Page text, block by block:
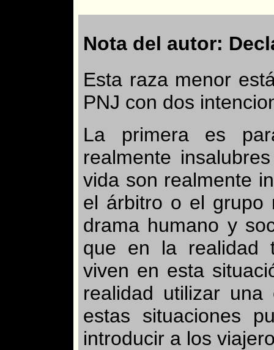
Nota del autor:
Esta raza menor
PNJ con dos
La primera es
realmente
vida son realmente
el árbitro o el grupo
drama humano y
que en la realidad
viven en esta
realidad utilizar una
estas situaciones
introducir a los